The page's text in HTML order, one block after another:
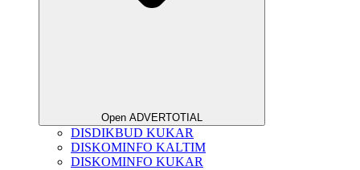
Open ADVERTOTIAL
DISDIKBUD KUKAR
DISKOMINFO KALTIM
DISKOMINFO KUKAR